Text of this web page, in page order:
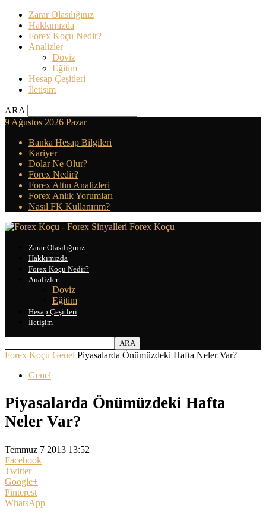
Zarar Olasılığınız
Hakkımızda
Forex Koçu Nedir?
Analizler
Doviz
Eğitim
Hesap Çeşitleri
İletişim
ARA
9 Ağustos 2026 Pazar
Banka Hesap Bilgileri
Kariyer
Dolar Ne Olur?
Forex Nedir?
Forex Altın Analizleri
Forex Anlık Yorumları
Nasıl FK Kullanırım?
Forex Koçu
Zarar Olasılığınız
Hakkımızda
Forex Koçu Nedir?
Analizler
Doviz
Eğitim
Hesap Çeşitleri
İletişim
Forex Koçu Genel Piyasalarda Önümüzdeki Hafta Neler Var?
Genel
Piyasalarda Önümüzdeki Hafta
Neler Var?
Temmuz 7 2013 13:52
Facebook
Twitter
Google+
Pinterest
WhatsApp